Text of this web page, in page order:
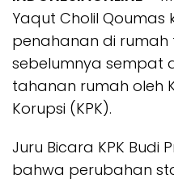
Yaqut Cholil Qoumas
penahanan di
sebelumnya sempat
tahanan rumah oleh
Korupsi (KPK).
Juru Bicara KPK Budi
bahwa perubahan